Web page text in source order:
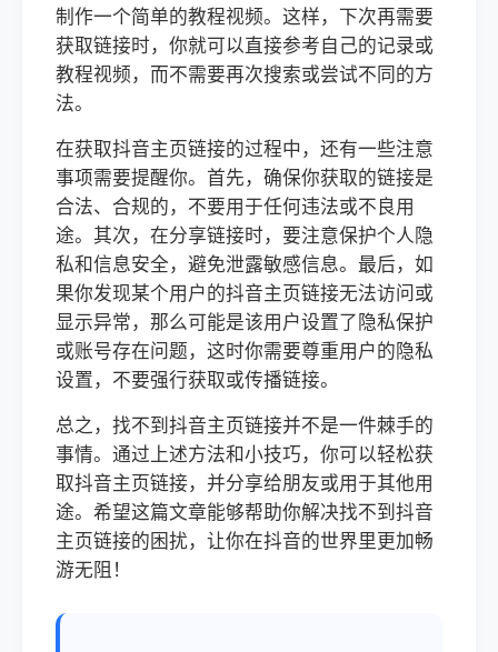
制作一个简单的教程视频。这样，下次再需要
获取链接时，你就可以直接参考自己的记录或
教程视频，而不需要再次搜索或尝试不同的方
法。
在获取抖音主页链接的过程中，还有一些注意
事项需要提醒你。首先，确保你获取的链接是
合法、合规的，不要用于任何违法或不良用
途。其次，在分享链接时，要注意保护个人隐
私和信息安全，避免泄露敏感信息。最后，如
果你发现某个用户的抖音主页链接无法访问或
显示异常，那么可能是该用户设置了隐私保护
或账号存在问题，这时你需要尊重用户的隐私
设置，不要强行获取或传播链接。
总之，找不到抖音主页链接并不是一件棘手的
事情。通过上述方法和小技巧，你可以轻松获
取抖音主页链接，并分享给朋友或用于其他用
途。希望这篇文章能够帮助你解决找不到抖音
主页链接的困扰，让你在抖音的世界里更加畅
游无阻！